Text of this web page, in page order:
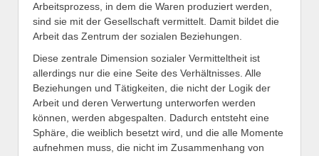
Arbeitsprozess, in dem die Waren produziert werden,
sind sie mit der Gesellschaft vermittelt. Damit bildet die
Arbeit das Zentrum der sozialen Beziehungen.
Diese zentrale Dimension sozialer Vermitteltheit ist
allerdings nur die eine Seite des Verhältnisses. Alle
Beziehungen und Tätigkeiten, die nicht der Logik der
Arbeit und deren Verwertung unterworfen werden
können, werden abgespalten. Dadurch entsteht eine
Sphäre, die weiblich besetzt wird, und die alle Momente
aufnehmen muss, die nicht im Zusammenhang von